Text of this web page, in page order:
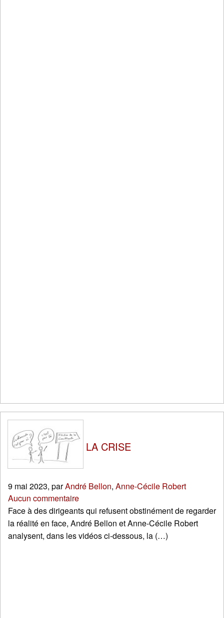
LA CRISE
9 mai 2023, parAndré Bellon, Anne-Cécile Robert
Aucun commentaire
Face à des dirigeants qui refusent obstinément de regarder
la réalité en face, André Bellon et Anne-Cécile Robert
analysent, dans les vidéos ci-dessous, la (…)